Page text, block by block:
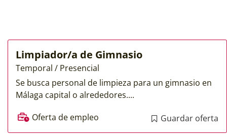
Limpiador/a de Gimnasio
Temporal / Presencial
Se busca personal de limpieza para un gimnasio en
Málaga capital o alrededores....
Oferta de empleo
Guardar oferta